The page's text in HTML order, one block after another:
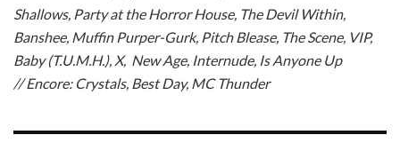
Shallows, Party at the Horror House, The Devil Within,
Banshee, Muffin Purper-Gurk, Pitch Blease, The Scene, VIP,
Baby (T.U.M.H.), X, New Age, Internude, Is Anyone Up
//Encore: Crystals, Best Day, MC Thunder